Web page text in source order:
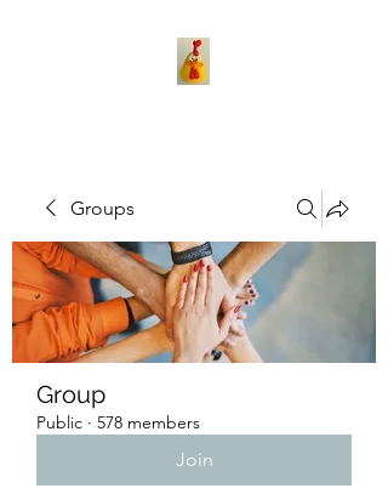
Groups
Group
Public · 578 members
Join